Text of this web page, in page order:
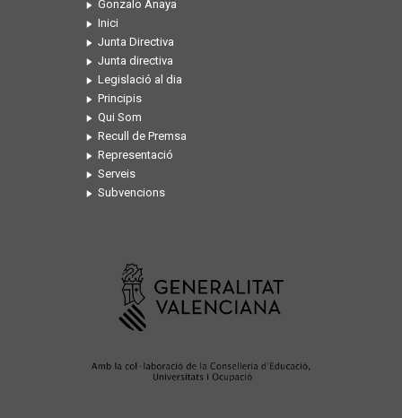
Gonzalo Anaya
Inici
Junta Directiva
Junta directiva
Legislació al dia
Principis
Qui Som
Recull de Premsa
Representació
Serveis
Subvencions